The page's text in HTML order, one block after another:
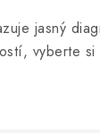
jasný
vyberte si